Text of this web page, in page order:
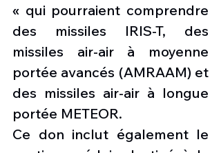
« qui pourraient comprendre
des missiles IRIS-T, des
missiles air-air à moyenne
portée avancés (AMRAAM) et
des missiles air-air à longue
portée METEOR.
Ce don inclut également le